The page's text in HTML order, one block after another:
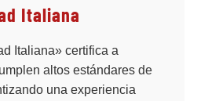
Italiana
Italiana» certifica a
altos estándares de
una experiencia